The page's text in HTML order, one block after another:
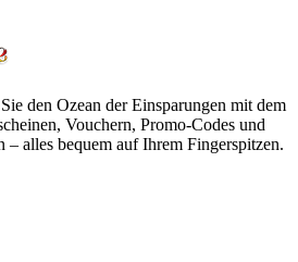
den Ozean der Einsparungen mit dem
Vouchern, Promo-Codes und
– alles bequem auf Ihrem Fingerspitzen.